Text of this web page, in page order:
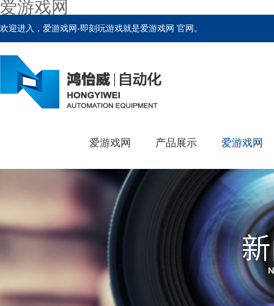
爱游戏网
欢迎进入，爱游戏网-即刻玩游戏就是爱游戏网 官网。
爱游戏网 产品展示 爱游戏网